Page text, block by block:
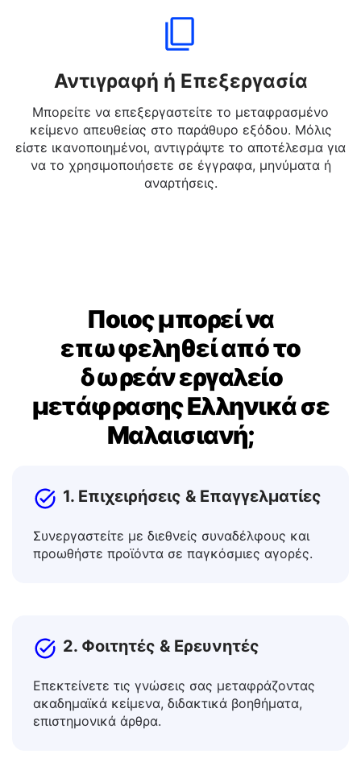
προσπάθεια.
Αντιγραφή ή Επεξεργασία
Μπορείτε να επεξεργαστείτε το μεταφρασμένο
κείμενο απευθείας στο παράθυρο εξόδου. Μόλις
είστε ικανοποιημένοι, αντιγράψτε το αποτέλεσμα για
Ποιος μπορεί να
επωφεληθεί από το
δωρεάν εργαλείο
μετάφρασης Ελληνικά σε
1. Επιχειρήσεις & Επαγγελματίες
2. Φοιτητές & Ερευνητές
Επεκτείνετε τις γνώσεις σας μεταφράζοντας